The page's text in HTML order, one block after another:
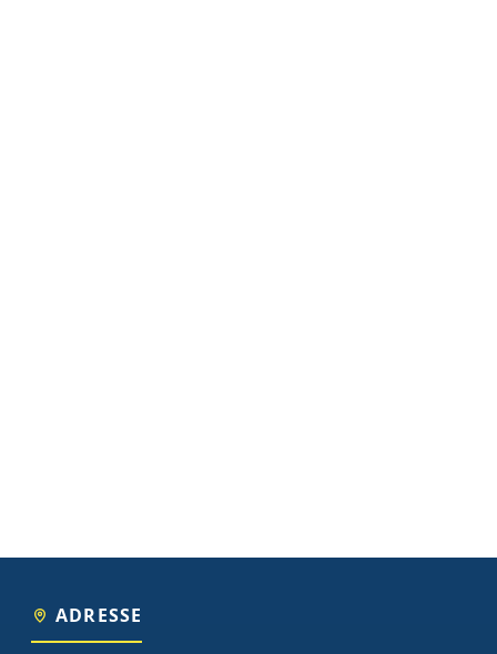
ADRESSE